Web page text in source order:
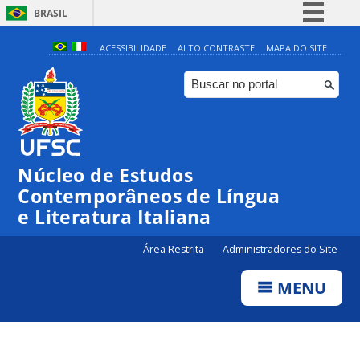
BRASIL
Simplifique!
Comunica BR
Participe
ACESSIBILIDADE ALTO CONTRASTE MAPA DO SITE
Núcleo de Estudos
Contemporâneos de Língua
e Literatura Italiana
Área Restrita Administradores do Site
MENU